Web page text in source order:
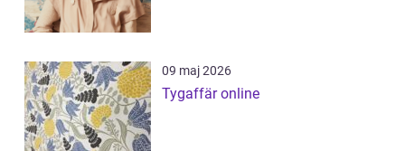
09 maj 2026
Tygaffär online